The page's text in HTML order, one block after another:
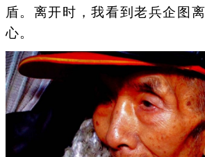
盾。离开时，我看到老兵企图
心。